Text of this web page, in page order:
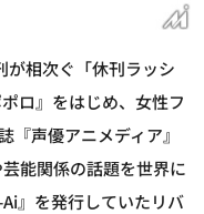
相次ぐ「休刊ラッシ
ロ』をはじめ、女性フ
『声優アニメディア』
能関係の話題を世界に
』を発行していたリバ